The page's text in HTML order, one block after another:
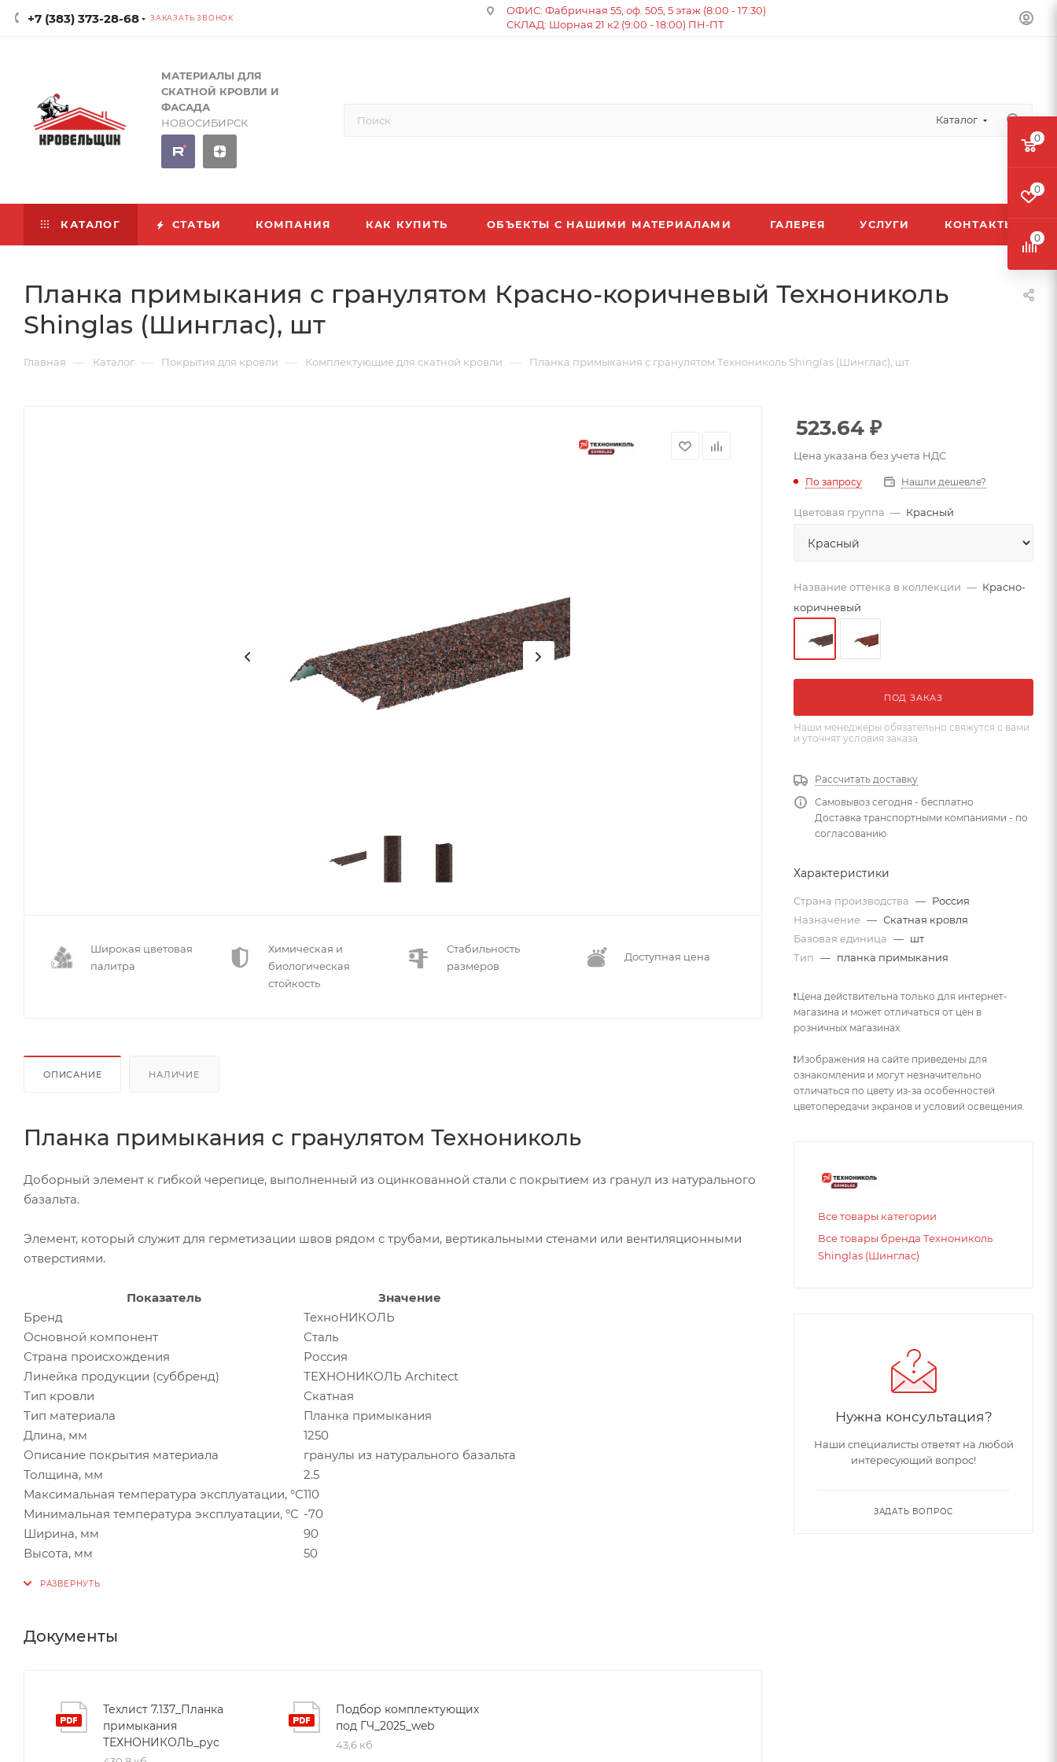
+7 (383) 373-28-68 ЗАКАЗАТЬ ЗВОНОК
ОФИС: Фабричная 55, оф. 505, 5 этаж (8:00 - 17:30)
СКЛАД: Шорная 21 к2 (9:00 - 18:00) ПН-ПТ
МАТЕРИАЛЫ ДЛЯ
СКАТНОЙ КРОВЛИ И
ФАСАДА
НОВОСИБИРСК
Каталог
КАТАЛОГ СТАТЬИ КОМПАНИЯ КАК КУПИТЬ ОБЪЕКТЫ С НАШИМИ МАТЕРИАЛАМИ ГАЛЕРЕЯ УСЛУГИ КОНТАКТЫ
Планка примыкания с гранулятом Красно-коричневый Технониколь
Shinglas (Шинглас), шт
Главная — Каталог — Покрытия для кровли — Комплектующие для скатной кровли — Планка примыкания с гранулятом Технониколь Shinglas (Шинглас), шт
Широкая цветовая
палитра
Химическая и
биологическая
стойкость
Стабильность
размеров
Доступная цена
ОПИСАНИЕ НАЛИЧИЕ
Планка примыкания с гранулятом Технониколь
Доборный элемент к гибкой черепице, выполненный из оцинкованной стали с покрытием из гранул из натурального
базальта.
Элемент, который служит для герметизации швов рядом с трубами, вертикальными стенами или вентиляционными
отверстиями.
Показатель
Значение
Бренд
ТехноНИКОЛЬ
Основной компонент
Сталь
Страна происхождения
Россия
Линейка продукции (суббренд)
ТЕХНОНИКОЛЬ Architect
Тип кровли
Скатная
Тип материала
Планка примыкания
Длина, мм
1250
Описание покрытия материала
гранулы из натурального базальта
Толщина, мм
2.5
Максимальная температура эксплуатации, °С110
Минимальная температура эксплуатации, °С -70
Ширина, мм
90
Высота, мм
50
Документы
Техлист 7.137_Планка
примыкания
ТЕХНОНИКОЛЬ_рус
Подбор комплектующих
под ГЧ_2025_web
43,6 кб
523.64 ₽
Цена указана без учета НДС
По запросу Нашли дешевле?
Цветовая группа — Красный
Название оттенка в коллекции — Красно-
коричневый
ПОД ЗАКАЗ
Наши менеджеры обязательно свяжутся с вами
и уточнят условия заказа
Рассчитать доставку
Самовывоз сегодня - бесплатно
Доставка транспортными компаниями - по
согласованию
Характеристики
Страна производства — Россия
Назначение — Скатная кровля
Базовая единица — шт
Тип — планка примыкания
❗Цена действительна только для интернет-
магазина и может отличаться от цен в
розничных магазинах.
❗Изображения на сайте приведены для
ознакомления и могут незначительно
отличаться по цвету из-за особенностей
цветопередачи экранов и условий освещения.
Все товары категории
Все товары бренда Технониколь
Shinglas (Шинглас)
Нужна консультация?
Наши специалисты ответят на любой
интересующий вопрос!
ЗАДАТЬ ВОПРОС
0
0
0